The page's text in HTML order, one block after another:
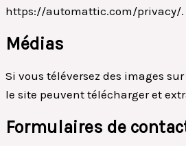
https://automattic.com/privacy/.
Médias
Si vous téléversez des images
le site peuvent télécharger et
Formulaires de